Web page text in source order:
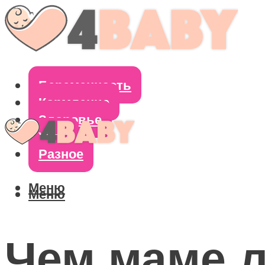
Беременность
Кормление
Здоровье
Уход
Разное
Меню
Меню